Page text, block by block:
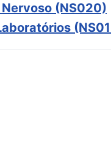
(NS020)